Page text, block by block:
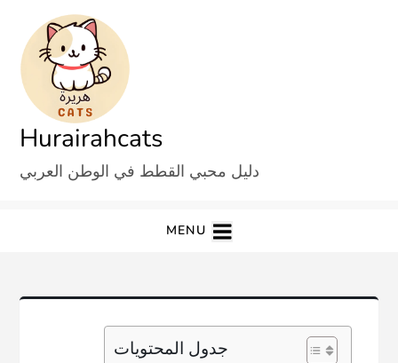
Hurairahcats
دليل محبي القطط في الوطن العربي
MENU
جدول المحتويات